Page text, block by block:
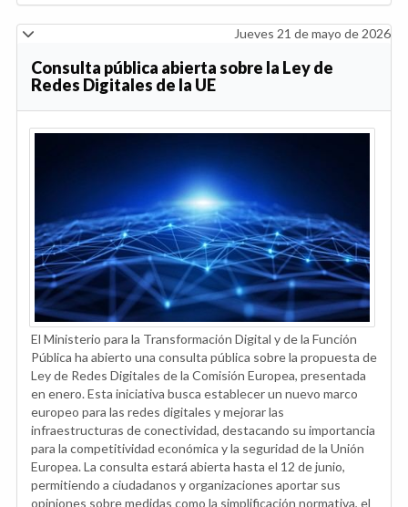
Jueves 21 de mayo de 2026
Consulta pública abierta sobre la Ley de
Redes Digitales de la UE
El Ministerio para la Transformación Digital y de la Función
Pública ha abierto una consulta pública sobre la propuesta de
Ley de Redes Digitales de la Comisión Europea, presentada
en enero. Esta iniciativa busca establecer un nuevo marco
europeo para las redes digitales y mejorar las
infraestructuras de conectividad, destacando su importancia
para la competitividad económica y la seguridad de la Unión
Europea. La consulta estará abierta hasta el 12 de junio,
permitiendo a ciudadanos y organizaciones aportar sus
opiniones sobre medidas como la simplificación normativa, el